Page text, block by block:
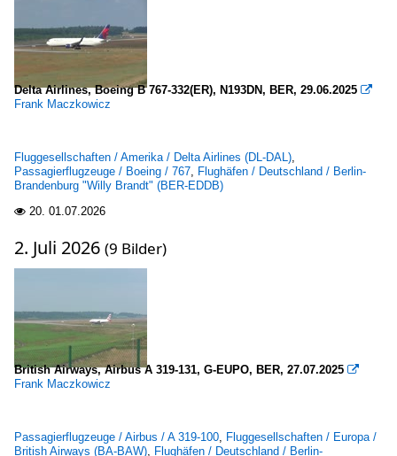
Delta Airlines, Boeing B 767-332(ER), N193DN, BER, 29.06.2025 
Frank Maczkowicz
Fluggesellschaften / Amerika / Delta Airlines (DL-DAL),
Passagierflugzeuge / Boeing / 767, Flughäfen / Deutschland / Berlin-
Brandenburg "Willy Brandt" (BER-EDDB)
 20. 01.07.2026
2. Juli 2026 (9 Bilder)
British Airways, Airbus A 319-131, G-EUPO, BER, 27.07.2025 
Frank Maczkowicz
Passagierflugzeuge / Airbus / A 319-100, Fluggesellschaften / Europa /
British Airways (BA-BAW), Flughäfen / Deutschland / Berlin-